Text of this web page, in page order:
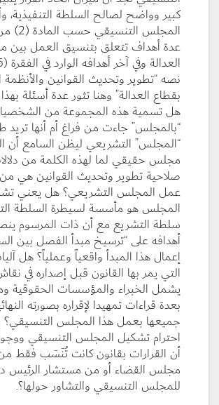
كبير وواضح لصالح السلطة التنفيذية،
المجلس
عدة أهداف تتعلق بتنسيق العمل بين
نصه “تطوير وتحديث القوانين
بقطاع العدالة” وهنا تثور عدة أسئلة
هل تسمية هذه المجموعة من
“بالمجلس” جاءت من فراغ أم أنها
“المجلس” التشريعي ليظن السامع أن
مجلس حقيقي لما لهذه الكلمة من
صلاحية تطوير وتحديث القوانين هي
عمل المجلس التشريعي؟ هل يعني
المجلس هو مأسسة لسيطرة السلطة
سلطة التشريع مع أن ذات المرسوم
أهدافه على “ترسيخ مبدأ الفصل بين
إعمال هذا المبدأ واقعياً وعملياً؟ هل
التي يمر بها القانون قبل إصداره في
يشمل الخبراء والمؤسسات الحقوقية
بعدة قراءات تمهيدا لإقراره بصورته
جميعها بعمل هذا المجلس
احترام تشكيل المجلس التنسيقي
أن القرارات بقانون كانت تُنَسَب فقط
مجلس القضاء أو من مستشار الرئيس
للمجلس التنسيقي والتشاور حولها؟.